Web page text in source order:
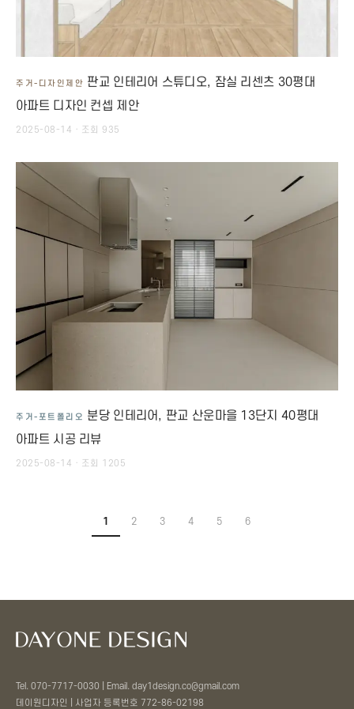
주거-디자인제안 판교 인테리어 스튜디오, 잠실 리센츠 30평대
아파트 디자인 컨셉 제안
2025-08-14 · 조회 935
주거-포트폴리오 분당 인테리어, 판교 산운마을 13단지 40평대
아파트 시공 리뷰
2025-08-14 · 조회 1205
1 2 3 4 5 6
Tel. 070-7717-0030 | Email. day1design.co@gmail.com
데이원디자인 | 사업자 등록번호 772-86-02198